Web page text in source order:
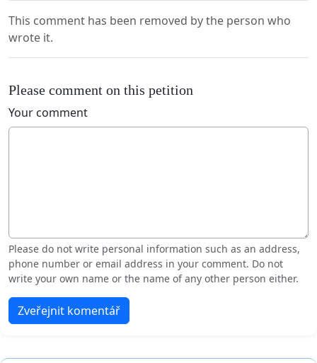
This comment has been removed by the person who
wrote it.
Please comment on this petition
Your comment
Please do not write personal information such as an address,
phone number or email address in your comment. Do not
write your own name or the name of any other person either.
Zveřejnit komentář